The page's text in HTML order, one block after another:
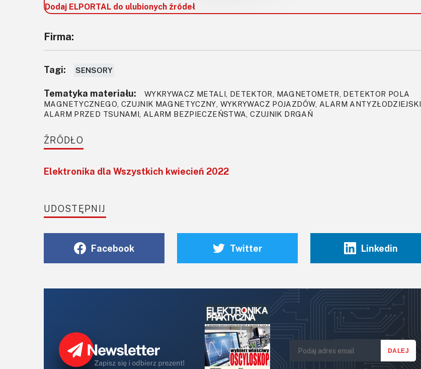
Dodaj ELPORTAL do ulubionych źródeł
Firma:
Tagi: SENSORY
Tematyka materiału:
WYKRYWACZ METALI, DETEKTOR, MAGNETOMETR, DETEKTOR POLA
MAGNETYCZNEGO, CZUJNIK MAGNETYCZNY, WYKRYWACZ POJAZDÓW, ALARM ANTYZŁODZIEJSKI,
ALARM PRZED TSUNAMI, ALARM BEZPIECZEŃSTWA, CZUJNIK DRGAŃ
ŹRÓDŁO
Elektronika dla Wszystkich kwiecień 2022
UDOSTĘPNIJ
Facebook Twitter Linkedin